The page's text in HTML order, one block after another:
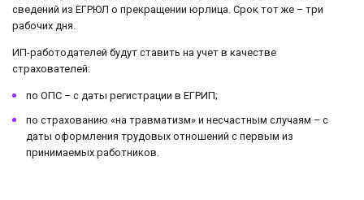
сведений из ЕГРЮЛ о прекращении юрлица. Срок тот же – три
рабочих дня.
ИП-работодателей будут ставить на учет в качестве
страхователей:
по ОПС – с даты регистрации в ЕГРИП;
по страхованию «на травматизм» и несчастным случаям – с
даты оформления трудовых отношений с первым из
принимаемых работников.